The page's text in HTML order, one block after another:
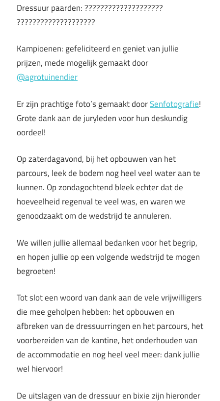
Dressuur paarden: ????????????????????
????????????????????
Kampioenen: gefeliciteerd en geniet van jullie
prijzen, mede mogelijk gemaakt door
@agrotuinendier
Er zijn prachtige foto’s gemaakt doorSenfotografie!
Grote dank aan de juryleden voor hun deskundig
oordeel!
Op zaterdagavond, bij het opbouwen van het
parcours, leek de bodem nog heel veel water aan te
kunnen. Op zondagochtend bleek echter dat de
hoeveelheid regenval te veel was, en waren we
genoodzaakt om de wedstrijd te annuleren.
We willen jullie allemaal bedanken voor het begrip,
en hopen jullie op een volgende wedstrijd te mogen
begroeten!
Tot slot een woord van dank aan de vele vrijwilligers
die mee geholpen hebben: het opbouwen en
afbreken van de dressuurringen en het parcours, het
voorbereiden van de kantine, het onderhouden van
de accommodatie en nog heel veel meer: dank jullie
wel hiervoor!
De uitslagen van de dressuur en bixie zijn hieronder